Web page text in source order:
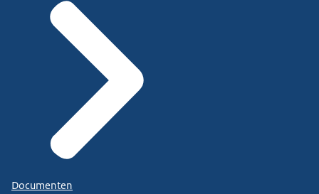
Documenten